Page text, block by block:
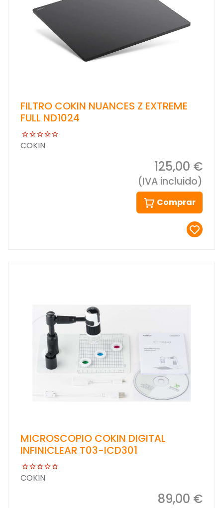
FILTRO COKIN NUANCES Z EXTREME
FULL ND1024
COKIN
125,00 €
(IVA incluido)
Comprar
MICROSCOPIO COKIN DIGITAL
INFINICLEAR T03-ICD301
COKIN
89,00 €